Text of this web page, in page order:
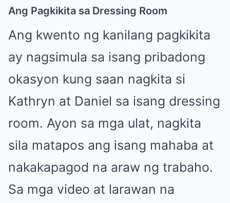
Ang Pagkikita sa Dressing Room
Ang kwento ng kanilang pagkikita
ay nagsimula sa isang pribadong
okasyon kung saan nagkita si
Kathryn at Daniel sa isang dressing
room. Ayon sa mga ulat, nagkita
sila matapos ang isang mahaba at
nakakapagod na araw ng trabaho.
Sa mga video at larawan na